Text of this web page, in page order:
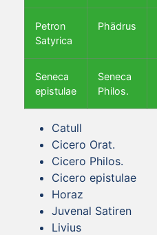
Petron
Satyrica
Phädrus
Seneca
epistulae
Seneca
Philos.
Catull
Cicero Orat.
Cicero Philos.
Cicero epistulae
Horaz
Juvenal Satiren
Livius